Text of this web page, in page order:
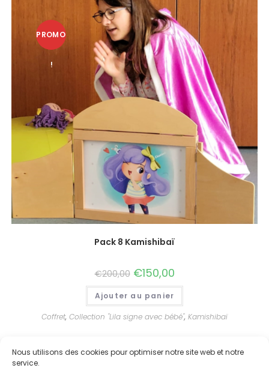
Nous utilisons des cookies pour optimiser notre site web et notre
service.
PROMO
!
Pack 8 Kamishibaï
€200,00 €150,00
Ajouter au panier
Coffret, Collection "Lila signe avec bébé", Kamishibaï